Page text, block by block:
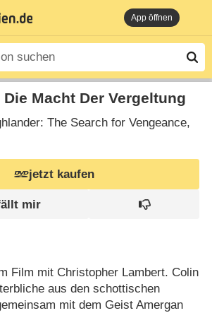
App öffnen
Macht Der Vergeltung
The Search for Vengeance‎,
jetzt kaufen
Film mit Christopher Lambert. Colin
aus den schottischen
mit dem Geist Amergan